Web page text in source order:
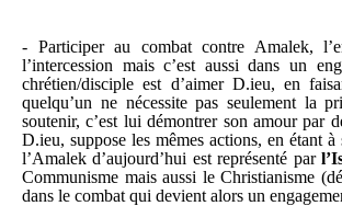
- Participer au combat contre Amalek,
l’intercession mais c’est aussi dans un
chrétien/disciple est d’aimer D.ieu, en
quelqu’un ne nécessite pas seulement la
soutenir, c’est lui démontrer son amour par
D.ieu, suppose les mêmes actions, en étant
l’Amalek d’aujourd’hui est représenté par
Communisme mais aussi le Christianisme
dans le combat qui devient alors un